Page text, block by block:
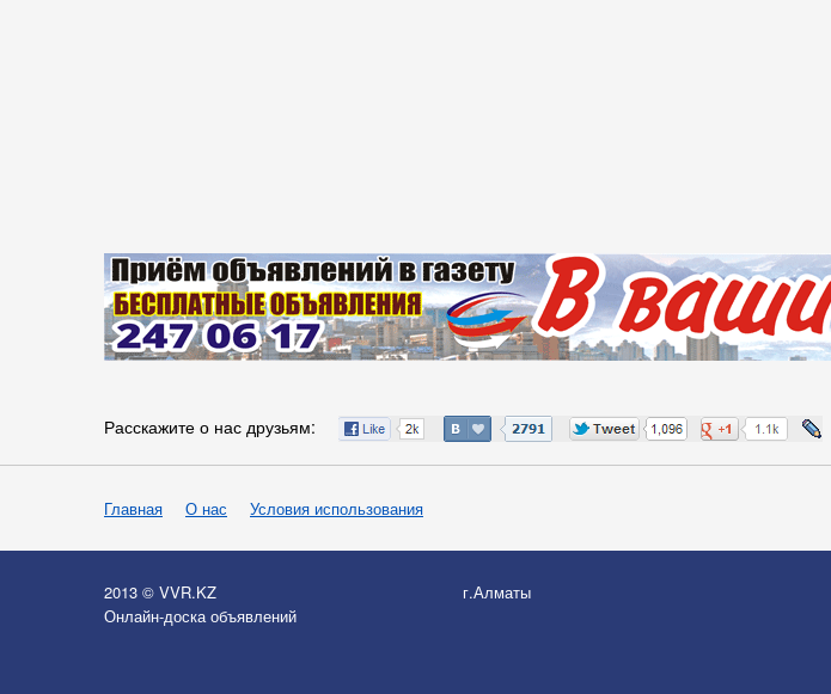
Расскажите о нас друзьям:
Главная О нас Условия использования
2013 © VVR.KZ
Онлайн-доска объявлений
г.Алматы